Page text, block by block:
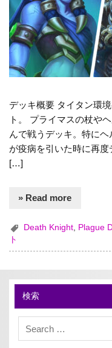
デッキ概要 タイタン環
ト。 プライマスの杖や
んで戦うデッキ。特に
が疫病を引いた時に再
[…]
» Read more
Death Knight Plague
ト
検索